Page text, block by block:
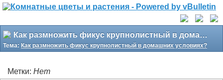
Как размножить фикус крупнолистный в домашних условиях?
Тема: Как размножить фикус крупнолистный в домашних условиях?
Метки: Нет